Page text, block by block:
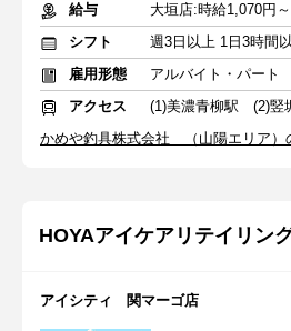
給与
シフト
雇用形態
アルバイト・パート
アクセス
(1)美濃青柳駅 (2)竪
かめや釣具株式会社 （山陽エリア）
HOYAアイケアリテイリン
アイシティ 関マーゴ店